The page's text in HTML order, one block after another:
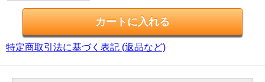
特定商取引法に基づく表記 (返品など)